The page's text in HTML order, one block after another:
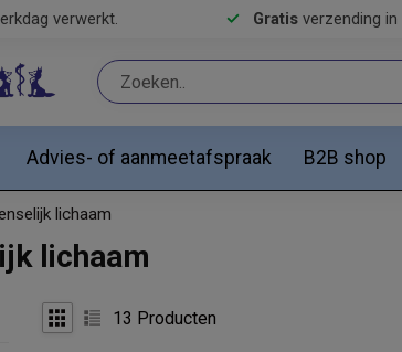
verwerkt. Gratis verzending in
Advies- of aanmeetafspraak B2B shop
lichaam
lichaam
13 Producten